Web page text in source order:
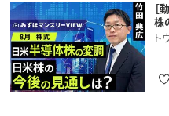
［
株
ト